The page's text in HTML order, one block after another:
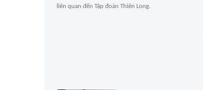
liên quan đến Tập đoàn Thiên Long.